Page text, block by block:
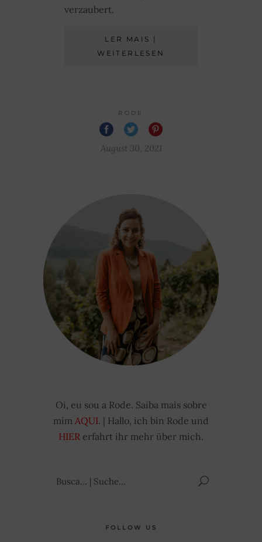
verzaubert.
LER MAIS |
WEITERLESEN
RODE
August 30, 2021
Oi, eu sou a Rode. Saiba mais sobre
mim AQUI. | Hallo, ich bin Rode und
HIER erfahrt ihr mehr über mich.
FOLLOW US